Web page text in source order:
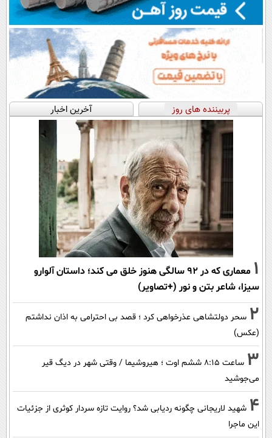
پربیننده های روز آخرین اخبار
1
معماری که در 92 سالگی هنوز خلق می کند؛ داستان آلوارو
سیزا، شاعر بتن و نور (+تصاویر)
2 سحر دولتشاهی عذرخواهی کرد ؛ قصد بی احترامی به اذان نداشتم
(عکس)
3
ساعت ۸:۱۵ ششم اوت ؛ هیروشیما / وقتی شهر در دیگ قیر
می‌جوشید
4 شهید لاریجانی چگونه ردیابی شد؟ روایت تازه سردار کوثری از جزئیات
این ماجرا